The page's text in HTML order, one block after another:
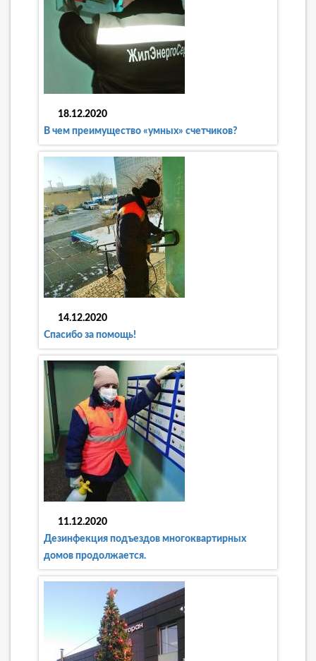
18.12.2020
В чем преимущество «умных» счетчиков?
14.12.2020
Спасибо за помощь!
11.12.2020
Дезинфекция подъездов многоквартирных
домов продолжается.